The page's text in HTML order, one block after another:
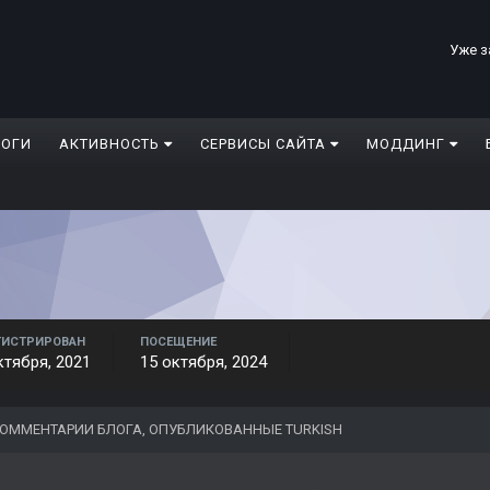
Уже
АКТИВНОСТЬ СЕРВИСЫ САЙТА МОДДИНГ
2021
ПОСЕЩЕНИЕ
15 октября, 2024
БЛОГА, ОПУБЛИКОВАННЫЕ TURKISH